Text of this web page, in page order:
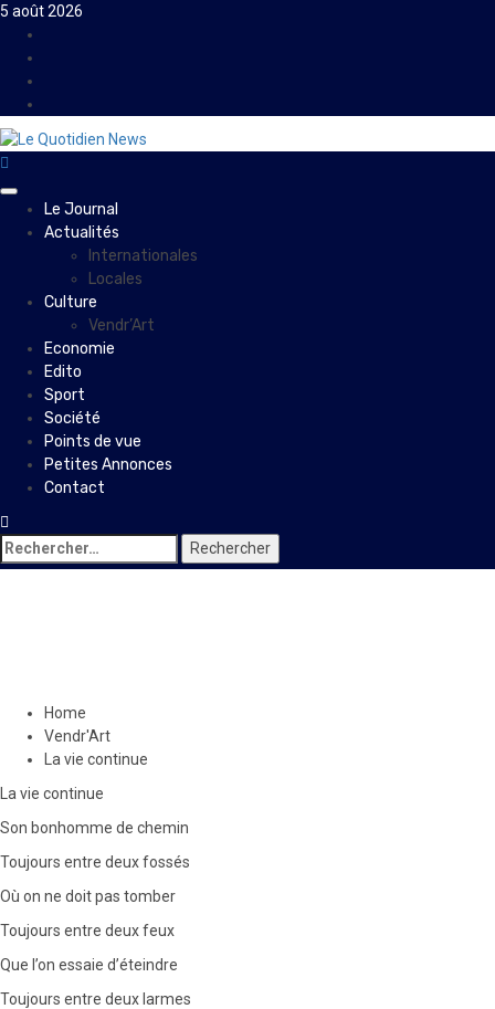
Skip
content
5 août 2026
PrimaryLe Journal
Actualités
Internationales
Locales
Culture
Vendr’Art
Economie
Edito
Sport
Société
Points de vue
Petites Annonces
Contact
Rechercher :
Home
Vendr'Art
La vie continue
La vie continue
Son bonhomme de chemin
Toujours entre deux fossés
Où on ne doit pas tomber
Toujours entre deux feux
Que l’on essaie d’éteindre
Toujours entre deux larmes